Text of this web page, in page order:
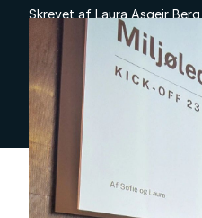
Skrevet af Laura Asgeir Berg